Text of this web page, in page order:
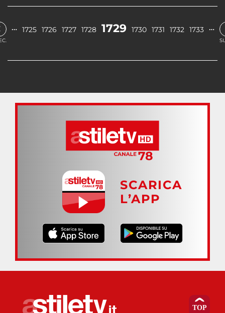
… 1725 1726 1727 1728 1729 1730 1731 1732 1733 …
SCARICA
L’APP